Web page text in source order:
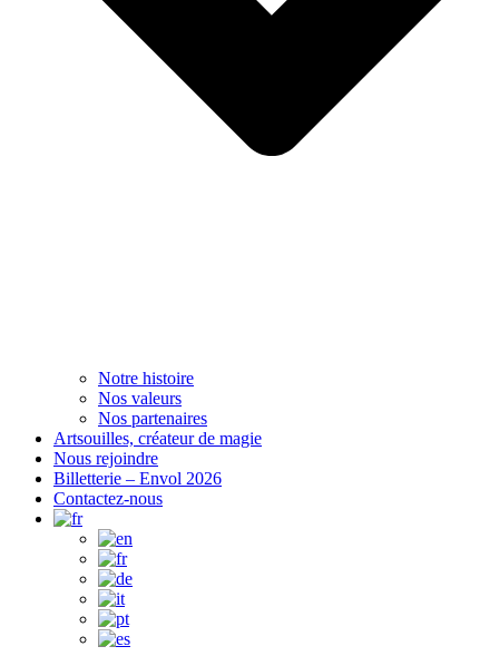
Notre histoire
Nos valeurs
Nos partenaires
Artsouilles, créateur de magie
Nous rejoindre
Billetterie – Envol 2026
Contactez-nous